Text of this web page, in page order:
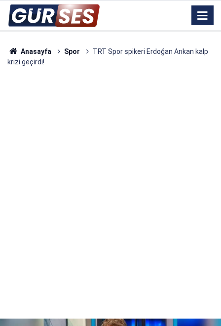
Anasayfa Spor
TRT Spor spikeri Erdoğan Arıkan kalp
krizi geçirdi!